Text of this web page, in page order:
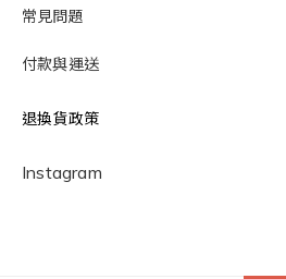
常見問題
付款與運送
退換貨政策
Instagram